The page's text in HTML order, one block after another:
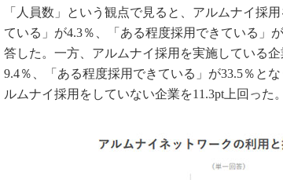
「人員数」という観点で見ると、アルムナイ採
ている」が4.3％、「ある程度採用できている」
答した。一方、アルムナイ採用を実施している
9.4％、「ある程度採用できている」が33.5％と
ルムナイ採用をしていない企業を11.3pt上回った。